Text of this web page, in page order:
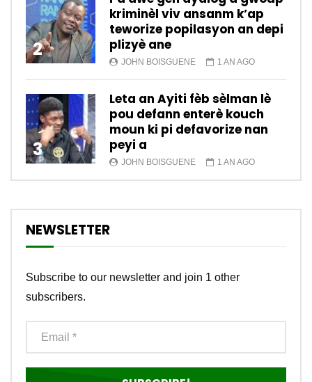
2
kriminèl viv ansanm k’ap
teworize popilasyon an depi
plizyè ane
JOHN BOISGUENE 1 AN AGO
3
Leta an Ayiti fèb sèlman lè
pou defann enterè kouch
moun ki pi defavorize nan
peyi a
JOHN BOISGUENE 1 AN AGO
NEWSLETTER
Subscribe to our newsletter and join 1 other
subscribers.